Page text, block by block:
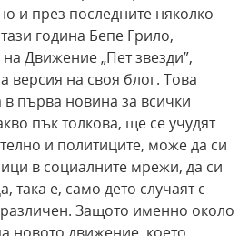
и през последните няколко
година Бепе Грило,
Движение „Пет звезди”,
версия на своя блог. Това
първа новина за всички
пък толкова, ще се учудят
и политиците, може да си
в социалните мрежи, да си
така е, само дето случаят с
Защото именно около